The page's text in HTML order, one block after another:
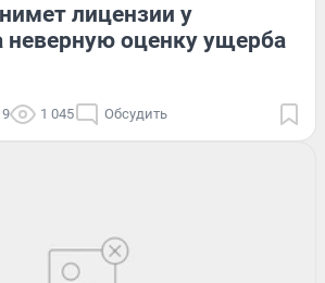
лицензии у
неверную оценку ущерба
1 045 Обсудить